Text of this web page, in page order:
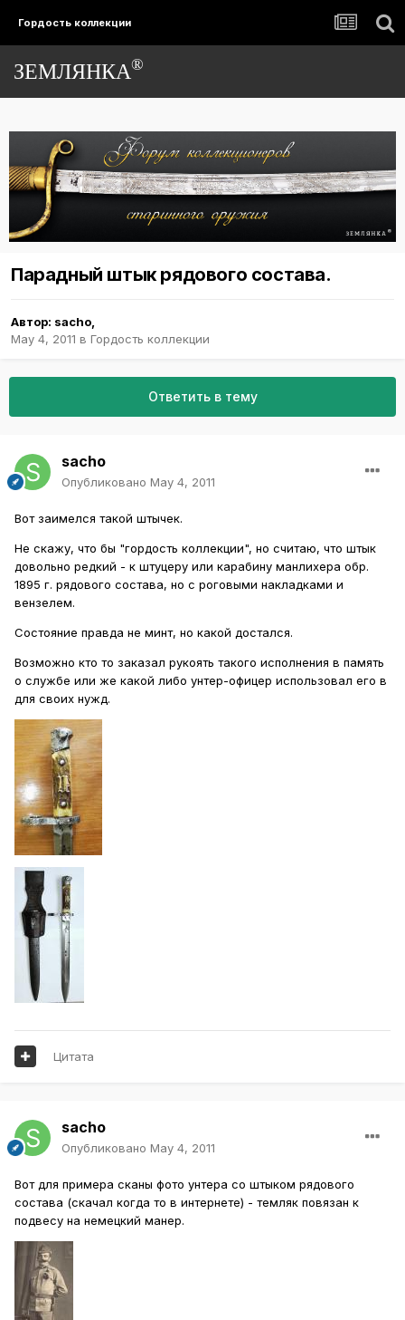
Гордость коллекции
ЗЕМЛЯНКА®
Парадный штык рядового состава.
Автор: sacho
May 4, 2011 в Гордость коллекции
Ответить в тему
sacho
Опубликовано May 4, 2011
Вот заимелся такой штычек.
Не скажу, что бы "гордость коллекции", но считаю, что штык
довольно редкий - к штуцеру или карабину манлихера обр.
1895 г. рядового состава, но с роговыми накладками и
вензелем.
Состояние правда не минт, но какой достался.
Возможно кто то заказал рукоять такого исполнения в память
о службе или же какой либо унтер-офицер использовал его в
для своих нужд.
Цитата
sacho
Опубликовано May 4, 2011
Вот для примера сканы фото унтера со штыком рядового
состава (скачал когда то в интернете) - темляк повязан к
подвесу на немецкий манер.